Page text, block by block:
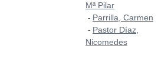
Mª Pilar
- Parrilla, Carmen
- Pastor Díaz,
Nicomedes